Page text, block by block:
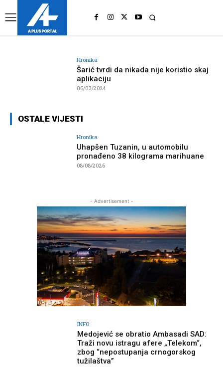
Hronika
Šarić tvrdi da nikada nije koristio skaj
aplikaciju
06/03/2024
OSTALE VIJESTI
Hronika
Uhapšen Tuzanin, u automobilu
pronađeno 38 kilograma marihuane
08/08/2026
- Advertisement -
INFO
Medojević se obratio Ambasadi SAD:
Traži novu istragu afere „Telekom“,
zbog “nepostupanja crnogorskog
tužilaštva”